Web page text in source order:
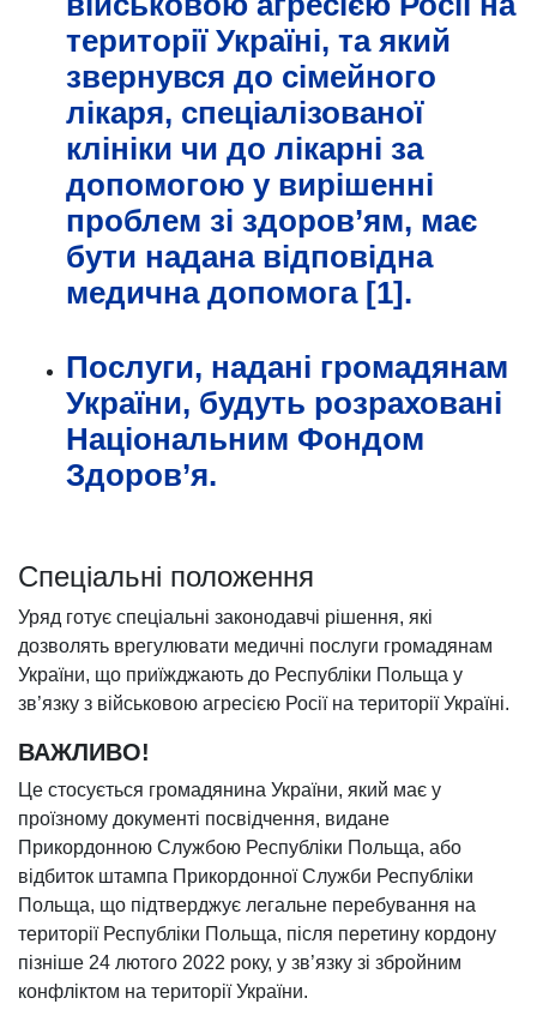
території Україні, та який
звернувся до сімейного
лікаря, спеціалізованої
клініки чи до лікарні за
допомогою у вирішенні
проблем зі здоров’ям, має
бути надана відповідна
медична допомога [1] .
Послуги, надані громадянам
України, будуть розраховані
Національним Фондом
Здоров’я.
Спеціальні положення
Уряд готує спеціальні законодавчі рішення, які
дозволять врегулювати медичні послуги громадянам
України, що приїжджають до Республіки Польща у
зв’язку з військовою агресією Росії на території Україні.
ВАЖЛИВО!
Це стосується громадянина України, який має у
проїзному документі посвідчення, видане
Прикордонною Службою Республіки Польща, або
відбиток штампа Прикордонної Служби Республіки
Польща, що підтверджує легальне перебування на
території Республіки Польща, після перетину кордону
пізніше 24 лютого 2022 року, у зв’язку зі збройним
конфліктом на території України.